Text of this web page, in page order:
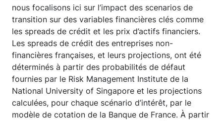
nous focalisons ici sur l’impact des scenarios de
transition sur des variables financières clés comme
les spreads de crédit et les prix d’actifs financiers.
Les spreads de crédit des entreprises non-
financières françaises, et leurs projections, ont été
déterminés à partir des probabilités de défaut
fournies par le Risk Management Institute de la
National University of Singapore et les projections
calculées, pour chaque scénario d’intérêt, par le
modèle de cotation de la Banque de France. À partir